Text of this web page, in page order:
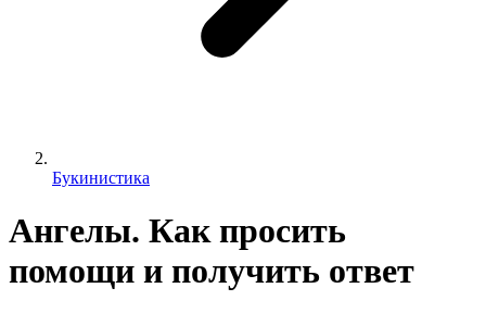
Букинистика
Ангелы. Как просить
помощи и получить ответ